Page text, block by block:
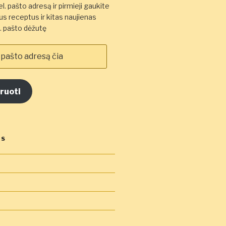
pašto adresą ir pirmieji gaukite
receptus ir kitas naujienas
pašto dėžutę